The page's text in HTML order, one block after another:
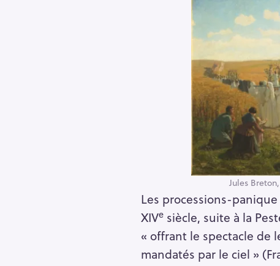
Jules Breton,
Les processions-
XIVesiècle, suite à la
« offrant le spectacle de
mandatés par le ciel »